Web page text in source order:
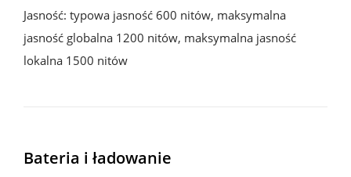
Jasność: typowa jasność 600 nitów, maksymalna
jasność globalna 1200 nitów, maksymalna jasność
lokalna 1500 nitów
Bateria i ładowanie